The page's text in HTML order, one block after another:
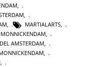
MARTIALARTS
AMSTERDAM
,